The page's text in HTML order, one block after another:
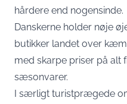
hårdere end nogensinde.
Danskerne holder nøje
butikker landet over
med skarpe priser på alt
sæsonvarer.
I særligt turistprægede